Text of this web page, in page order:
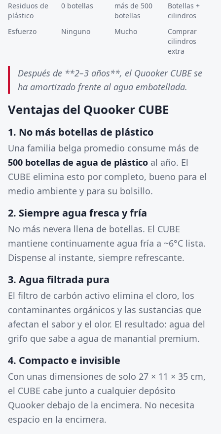
Residuos de
plástico
0 botellas
más de 500
botellas
Botellas +
cilindros
Esfuerzo
Ninguno Mucho
Comprar
cilindros
extra
Después de **2–3 años**, el Quooker CUBE se
ha amortizado frente al agua embotellada.
Ventajas del Quooker CUBE
1. No más botellas de plástico
Una familia belga promedio consume más de
500 botellas de agua de plástico al año. El
CUBE elimina esto por completo, bueno para el
medio ambiente y para su bolsillo.
2. Siempre agua fresca y fría
No más nevera llena de botellas. El CUBE
mantiene continuamente agua fría a ~6°C lista.
Dispense al instante, siempre refrescante.
3. Agua filtrada pura
El filtro de carbón activo elimina el cloro, los
contaminantes orgánicos y las sustancias que
afectan el sabor y el olor. El resultado: agua del
grifo que sabe a agua de manantial premium.
4. Compacto e invisible
Con unas dimensiones de solo 27 × 11 × 35 cm,
el CUBE cabe junto a cualquier depósito
Quooker debajo de la encimera. No necesita
espacio en la encimera.